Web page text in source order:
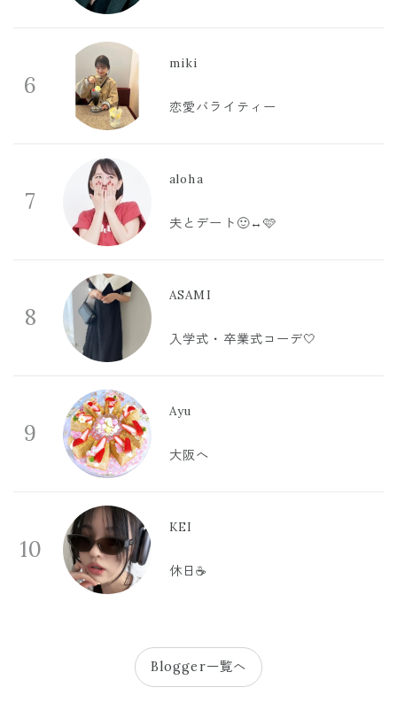
6
miki
恋愛バライティー
7
aloha
夫とデート🙂‍↔️🩷
8
ASAMI
入学式・卒業式コーデ🤍
9
Ayu
大阪へ
10
KEI
休日☕️
Blogger一覧へ